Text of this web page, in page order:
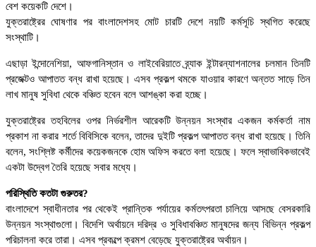
বেশ কয়েকটি দেশে।
যুক্তরাষ্ট্রের ঘোষণার পর বাংলাদেশসহ মোট চারটি দেশে নয়টি কর্মসূচি স্থগিত করেছে
সংস্থাটি।
এছাড়া ইন্দোনেশিয়া, আফগানিস্তান ও লাইবেরিয়াতে ব্র্যাক ইন্টারন্যাশনালের চলমান তিনটি
প্রজেক্টও আপাতত বন্ধ রাখা হয়েছে। এসব প্রকল্প থমকে যাওয়ার কারণে অন্তত সাড়ে তিন
লাখ মানুষ সুবিধা থেকে বঞ্চিত হবেন বলে আশঙ্কা করা হচ্ছে।
যুক্তরাষ্ট্রের তহবিলের ওপর নির্ভরশীল আরেকটি উন্নয়ন সংস্থার একজন কর্মকর্তা নাম
প্রকাশ না করার শর্তে বিবিসিকে বলেন, তাদের দুইটি প্রকল্প আপাতত বন্ধ রাখা হয়েছে। তিনি
বলেন, সংশ্লিষ্ট কর্মীদের কয়েকজনকে হোম অফিস করতে বলা হয়েছে। ফলে স্বাভাবিকভাবেই
একটা উদ্বেগ তৈরি হয়েছে সবার মধ্যে।
পরিস্থিতি কতটা গুরুতর?
বাংলাদেশে স্বাধীনতার পর থেকেই প্রান্তিক পর্যায়ের কর্মতৎপরতা চালিয়ে আসছে বেসরকারি
উন্নয়ন সংস্থাগুলো। বিদেশি অর্থায়নে দরিদ্র ও সুবিধাবঞ্চিত মানুষদের জন্য বিভিন্ন প্রকল্প
পরিচালনা করে তারা। এসব প্রকল্পে ক্রমশ বেড়েছে যুক্তরাষ্ট্রের অর্থায়ন।